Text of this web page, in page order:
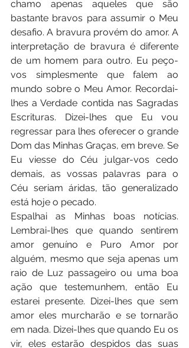
chamo apenas aqueles que são
bastante bravos para assumir o Meu
desafio. A bravura provém do amor. A
interpretação de bravura é diferente
de um homem para outro. Eu peço-
vos simplesmente que falem ao
mundo sobre o Meu Amor. Recordai-
lhes a Verdade contida nas Sagradas
Escrituras. Dizei-lhes que Eu vou
regressar para lhes oferecer o grande
Dom das Minhas Graças, em breve. Se
Eu viesse do Céu julgar-vos cedo
demais, as vossas palavras para o
Céu seriam áridas, tão generalizado
está hoje o pecado.
Espalhai as Minhas boas notícias.
Lembrai-lhes que quando sentirem
amor genuíno e Puro Amor por
alguém, mesmo que seja apenas um
raio de Luz passageiro ou uma boa
ação que testemunhem, então Eu
estarei presente. Dizei-lhes que sem
amor eles murcharão e se tornarão
em nada. Dizei-lhes que quando Eu os
vir, eles estarão despidos das suas